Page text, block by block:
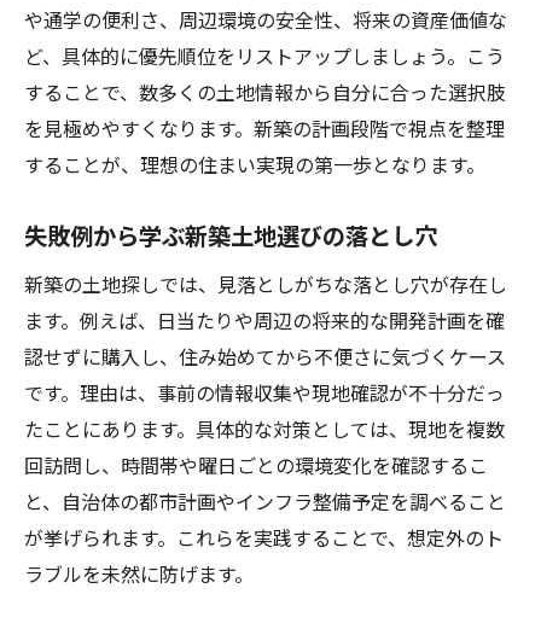
新築土地探しで家族と共有すべき流れとは
土地の探し方の裏ワザで新築を有利に進め
る
失敗しない新築用地の優先順位とは
新築の土地探しで重視すべき優先順位の立
生活スタイルに合う新築土地選びのコツ
土地選び優先順位の落とし穴と新築の関係
新築計画と土地の条件整理のポイント
土地選びの優先度を新築の予算と両立させ
る
土地選びの優先順位で新築の満足度を高め
る
未公開土地の探し方を活用する方法
新築で未公開土地を見つける探し方のコツ
や通学の便利さ、周辺環境の安全性、将来の資産価値な
ど、具体的に優先順位をリストアップしましょう。こう
することで、数多くの土地情報から自分に合った選択肢
を見極めやすくなります。新築の計画段階で視点を整理
することが、理想の住まい実現の第一歩となります。
失敗例から学ぶ新築土地選びの落とし穴
新築の土地探しでは、見落としがちな落とし穴が存在し
ます。例えば、日当たりや周辺の将来的な開発計画を確
認せずに購入し、住み始めてから不便さに気づくケース
です。理由は、事前の情報収集や現地確認が不十分だっ
たことにあります。具体的な対策としては、現地を複数
回訪問し、時間帯や曜日ごとの環境変化を確認するこ
と、自治体の都市計画やインフラ整備予定を調べること
が挙げられます。これらを実践することで、想定外のト
ラブルを未然に防げます。